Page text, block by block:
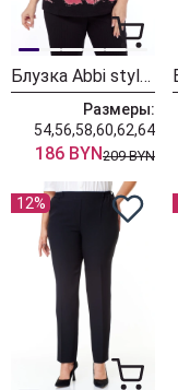
Блузка Abbi style 4053
Размеры:
54,56,58,60,62,64
186 BYN209 BYN
12%